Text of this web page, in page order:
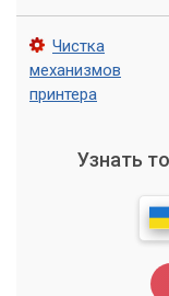
Чистка
механизмов
принтера
Узнать